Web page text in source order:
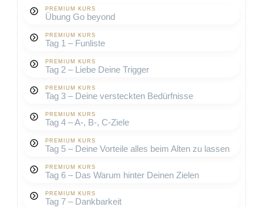
PREMIUM KURS
Übung Go beyond
PREMIUM KURS
Tag 1 – Funliste
PREMIUM KURS
Tag 2 – Liebe Deine Trigger
PREMIUM KURS
Tag 3 – Deine versteckten Bedürfnisse
PREMIUM KURS
Tag 4 – A-, B-, C-Ziele
PREMIUM KURS
Tag 5 – Deine Vorteile alles beim Alten zu lassen
PREMIUM KURS
Tag 6 – Das Warum hinter Deinen Zielen
PREMIUM KURS
Tag 7 – Dankbarkeit